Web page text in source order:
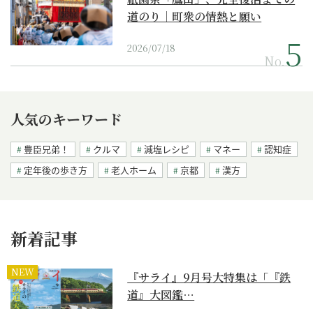
道のり｜町衆の情熱と願い
2026/07/18
No.
人気のキーワード
豊臣兄弟！ クルマ 減塩レシピ マネー
認知症
定年後の歩き方
老人ホーム 京都 漢方
新着記事
NEW
『サライ』9月号大特集は「『鉄
道』大図鑑…